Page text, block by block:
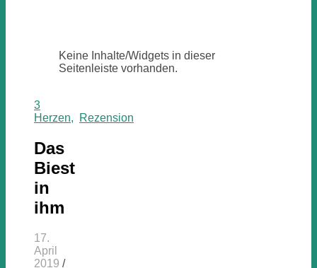
Keine Inhalte/Widgets in dieser
Seitenleiste vorhanden.
3
Herzen, Rezension
Das
Biest
in
ihm
17.
April
2019 /